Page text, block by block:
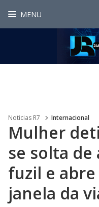
MENU
Noticias R7 Internacional
Mulher
se solta de
fuzil e
janela da